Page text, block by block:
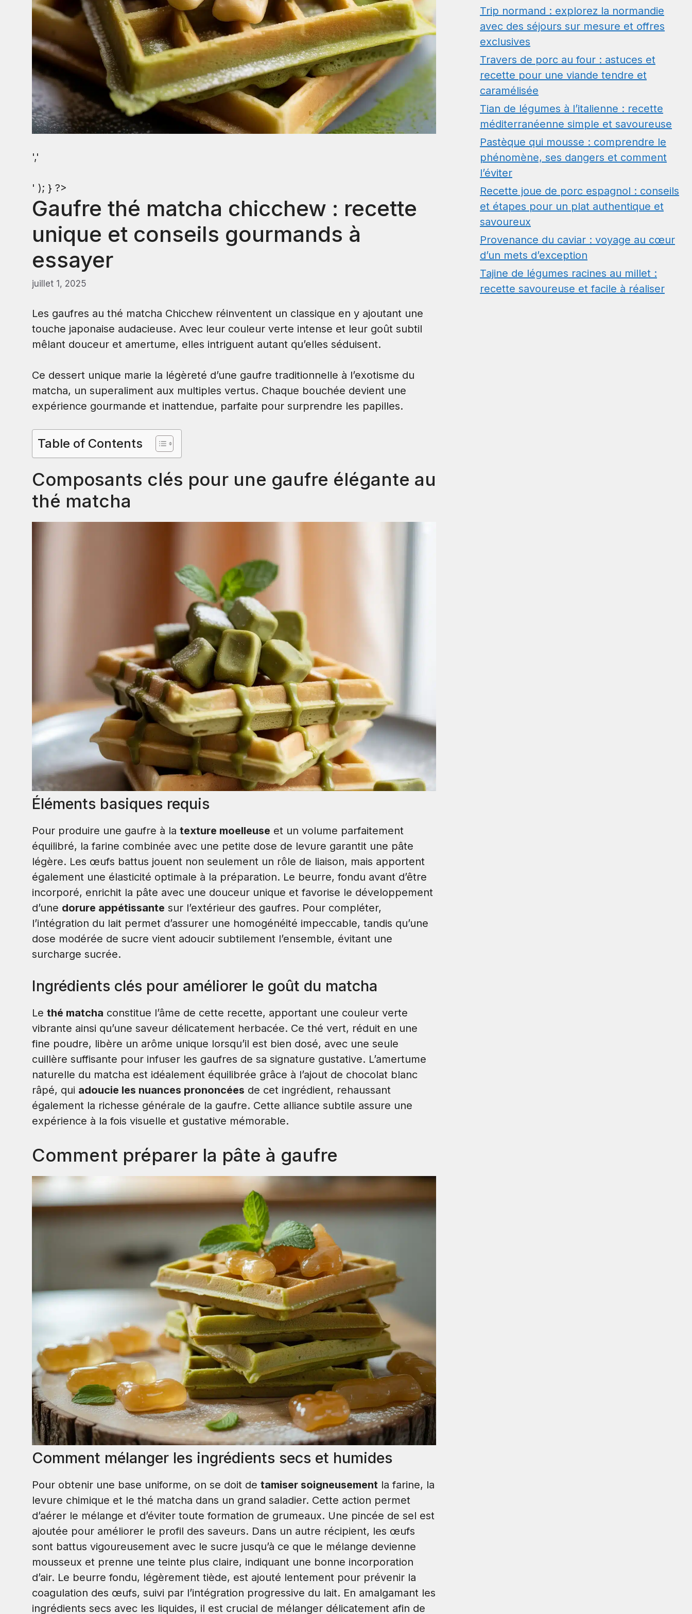
','
' ); } ?>
Gaufre thé matcha chicchew : recette
unique et conseils gourmands à
essayer
juillet 1, 2025
Les gaufres au thé matcha Chicchew réinventent un classique en y ajoutant une
touche japonaise audacieuse. Avec leur couleur verte intense et leur goût subtil
mêlant douceur et amertume, elles intriguent autant qu’elles séduisent.
Ce dessert unique marie la légèreté d’une gaufre traditionnelle à l’exotisme du
matcha, un superaliment aux multiples vertus. Chaque bouchée devient une
expérience gourmande et inattendue, parfaite pour surprendre les papilles.
Table of Contents
Composants clés pour une gaufre élégante au
thé matcha
Éléments basiques requis
Pour produire une gaufre à la texture moelleuse et un volume parfaitement
équilibré, la farine combinée avec une petite dose de levure garantit une pâte
légère. Les œufs battus jouent non seulement un rôle de liaison, mais apportent
également une élasticité optimale à la préparation. Le beurre, fondu avant d’être
incorporé, enrichit la pâte avec une douceur unique et favorise le développement
d’une dorure appétissante sur l’extérieur des gaufres. Pour compléter,
l’intégration du lait permet d’assurer une homogénéité impeccable, tandis qu’une
dose modérée de sucre vient adoucir subtilement l’ensemble, évitant une
surcharge sucrée.
Ingrédients clés pour améliorer le goût du matcha
Le thé matcha constitue l’âme de cette recette, apportant une couleur verte
vibrante ainsi qu’une saveur délicatement herbacée. Ce thé vert, réduit en une
fine poudre, libère un arôme unique lorsqu’il est bien dosé, avec une seule
cuillère suffisante pour infuser les gaufres de sa signature gustative. L’amertume
naturelle du matcha est idéalement équilibrée grâce à l’ajout de chocolat blanc
râpé, qui adoucie les nuances prononcées de cet ingrédient, rehaussant
également la richesse générale de la gaufre. Cette alliance subtile assure une
expérience à la fois visuelle et gustative mémorable.
Comment préparer la pâte à gaufre
Comment mélanger les ingrédients secs et humides
Pour obtenir une base uniforme, on se doit de tamiser soigneusement la farine, la
levure chimique et le thé matcha dans un grand saladier. Cette action permet
d’aérer le mélange et d’éviter toute formation de grumeaux. Une pincée de sel est
ajoutée pour améliorer le profil des saveurs. Dans un autre récipient, les œufs
sont battus vigoureusement avec le sucre jusqu’à ce que le mélange devienne
mousseux et prenne une teinte plus claire, indiquant une bonne incorporation
d’air. Le beurre fondu, légèrement tiède, est ajouté lentement pour prévenir la
coagulation des œufs, suivi par l’intégration progressive du lait. En amalgamant les
ingrédients secs avec les liquides, il est crucial de mélanger délicatement afin de
Trip normand : explorez la normandie
avec des séjours sur mesure et offres
exclusives
Travers de porc au four : astuces et
recette pour une viande tendre et
caramélisée
Tian de légumes à l’italienne : recette
méditerranéenne simple et savoureuse
Pastèque qui mousse : comprendre le
phénomène, ses dangers et comment
l’éviter
Recette joue de porc espagnol : conseils
et étapes pour un plat authentique et
savoureux
Provenance du caviar : voyage au cœur
d’un mets d’exception
Tajine de légumes racines au millet :
recette savoureuse et facile à réaliser